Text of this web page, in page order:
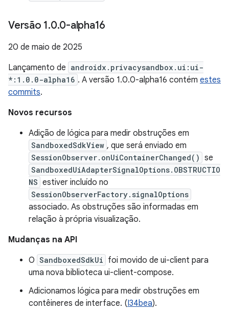
Versão 1.0.0-alpha16
20 de maio de 2025
Lançamento de androidx.privacysandbox.ui:ui-
*:1.0.0-alpha16 . A versão 1.0.0-alpha16 contém estes
commits.
Novos recursos
Adição de lógica para medir obstruções em
SandboxedSdkView , que será enviado em
SessionObserver.onUiContainerChanged() se
SandboxedUiAdapterSignalOptions.OBSTRUCTIO
NS estiver incluído no
SessionObserverFactory.signalOptions
associado. As obstruções são informadas em
relação à própria visualização.
Mudanças na API
O SandboxedSdkUi foi movido de ui-client para
uma nova biblioteca ui-client-compose.
Adicionamos lógica para medir obstruções em
contêineres de interface. (I34bea).